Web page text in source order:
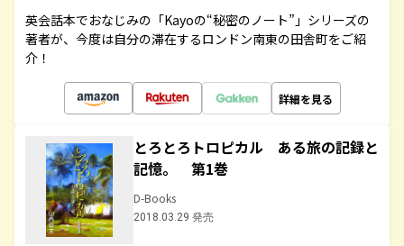
英会話本でおなじみの「Kayoの“秘密のノート”」シリーズの
著者が、今度は自分の滞在するロンドン南東の田舎町をご紹
介！
詳細を見る
とろとろトロピカル ある旅の記録と
記憶。 第1巻
D-Books
2018.03.29 発売